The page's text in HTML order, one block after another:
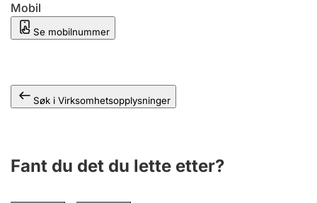
Mobil
Se mobilnummer
Søk i Virksomhetsopplysninger
Fant du det du lette etter?